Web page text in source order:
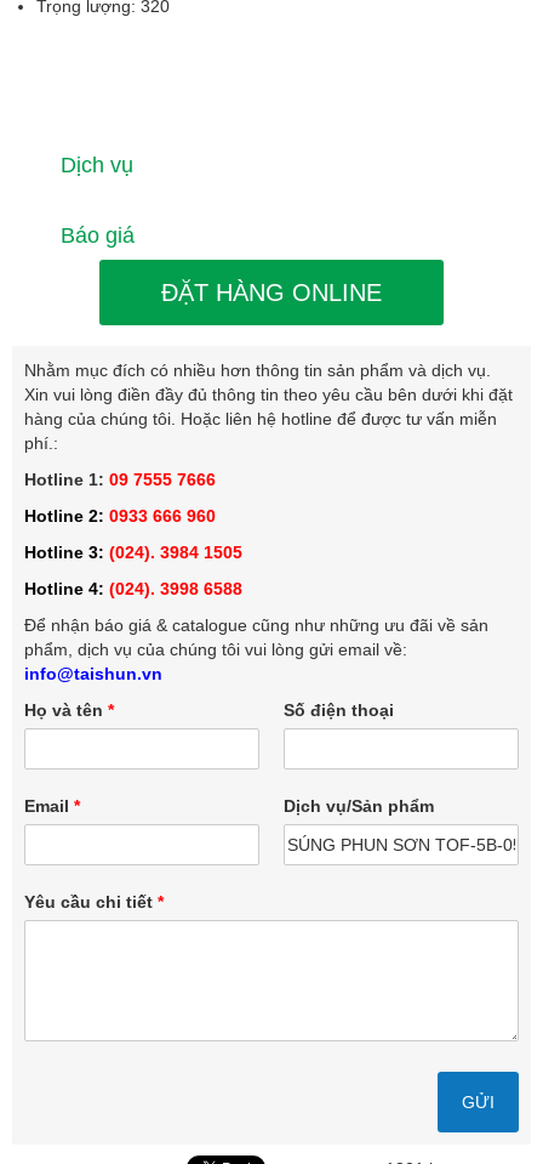
Trọng lượng: 320
Dịch vụ
Báo giá
ĐẶT HÀNG ONLINE
Nhằm mục đích có nhiều hơn thông tin sản phẩm và dịch vụ.
Xin vui lòng điền đầy đủ thông tin theo yêu cầu bên dưới khi đặt
hàng của chúng tôi. Hoặc liên hệ hotline để được tư vấn miễn
phí.:
Hotline 1: 09 7555 7666
Hotline 2: 0933 666 960
Hotline 3: (024). 3984 1505
Hotline 4: (024). 3998 6588
Để nhận báo giá & catalogue cũng như những ưu đãi về sản
phẩm, dịch vụ của chúng tôi vui lòng gửi email về:
info@taishun.vn
Họ và tên * Số điện thoại
Email * Dịch vụ/Sản phẩm
Yêu cầu chi tiết *